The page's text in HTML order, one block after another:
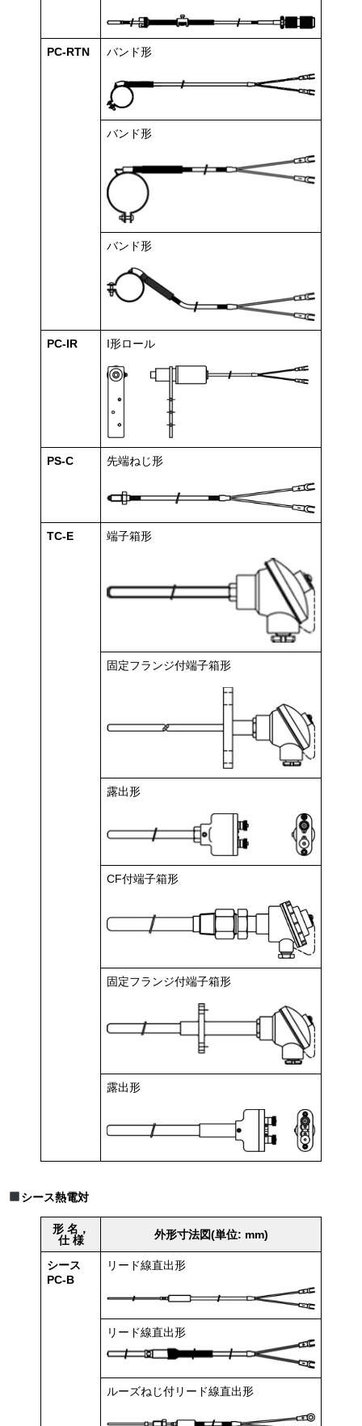
PC-RTN バンド形
バンド形
バンド形
PC-IR I形ロール
PS-C 先端ねじ形
TC-E 端子箱形
固定フランジ付端子箱形
露出形
CF付端子箱形
固定フランジ付端子箱形
露出形
シース熱電対
形 名，
仕 様
外形寸法図(単位: mm)
シース
PC-B
リード線直出形
リード線直出形
ルーズねじ付リード線直出形